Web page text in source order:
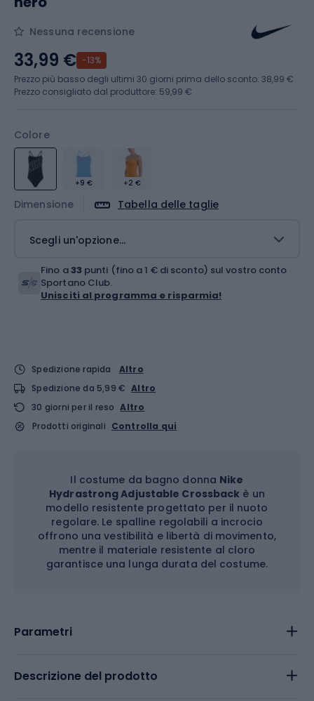
Nessuna recensione
Colore
+9 € +2 €
Dimensione Tabella delle taglie
Scegli un'opzione...
33,99 € -13%
Prezzo più basso degli ultimi 30 giorni prima dello sconto: 38,99 €
Prezzo consigliato dal produttore: 59,99 €
Fino a33 punti (fino a 1 € di sconto) sul vostro conto
Sportano Club.
Unisciti al programma e risparmia!
Spedizione rapida
Altro
Spedizione da 5,99 € Altro
30 giorni per il reso Altro
Prodotti originali Controlla qui
Il costume da bagno donna Nike
Hydrastrong Adjustable Crossback è un
modello resistente progettato per il nuoto
regolare. Le spalline regolabili a incrocio
offrono una vestibilità e libertà di movimento,
mentre il materiale resistente al cloro
garantisce una lunga durata del costume.
Parametri
Descrizione del prodotto